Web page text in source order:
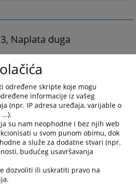
Naplata duga
tražitelja ovrhe Razvojna banka F BiH, ul.
predsjednik uprave dr. sc. Semir Fejzić,
Trlin i punomoćnica Antonija Ćurković
ovršenika Ante Radoš sin Joze, Stipanjići
zastupa punomoćnik Frano Baković
Radića 5, radi ovrhe- radi naplate
18.02.2026. godine donio je zaključak o
javnim nadmetanjemdana 30.03. 2026
će se u zgradi Općinskog suda u Livnu,
ul. Kralja Zvonimira 34, Tomislavgrad,
određene skripte koje mogu
informacije iz vašeg
(npr. IP adresa uređaja, varijable o
su nam neophodne i bez njih web
u svom punom obimu, dok
a služe za dodatne stvari (npr.
budućeg usavršavanja
dozvoliti ili uskratiti pravo na